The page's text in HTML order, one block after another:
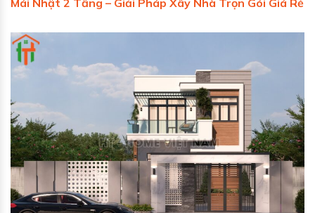
Mái Nhật 2 Tầng – Giải Pháp Xây Nhà Trọn Gói Giá Rẻ